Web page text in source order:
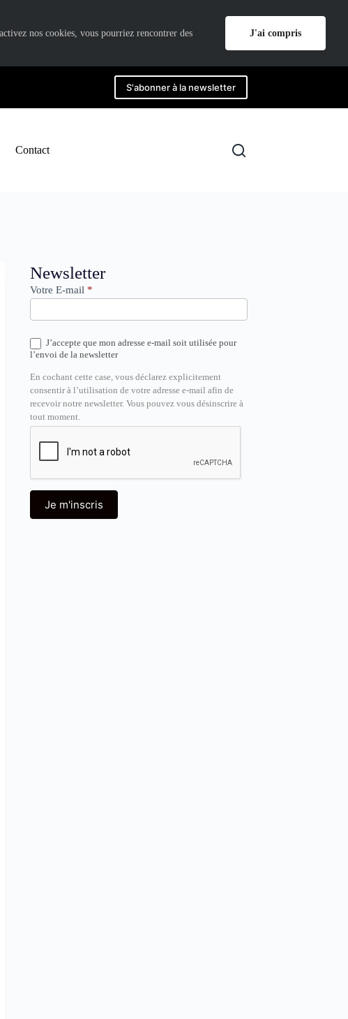
S'abonner à la newsletter
Contact
Newsletter
Newsletter
Votre E-mail *
J’accepte que mon adresse e-mail soit utilisée pour
l’envoi de la newsletter
En cochant cette case, vous déclarez explicitement
consentir à l’utilisation de votre adresse e-mail afin de
recevoir notre newsletter. Vous pouvez vous désinscrire à
tout moment.
Je m'inscris
nos cookies, vous pourriez rencontrer des
J'ai compris